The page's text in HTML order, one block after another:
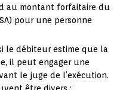
au montant forfaitaire du
pour une personne
le débiteur estime que la
il peut engager une
le juge de l’exécution.
être divers :